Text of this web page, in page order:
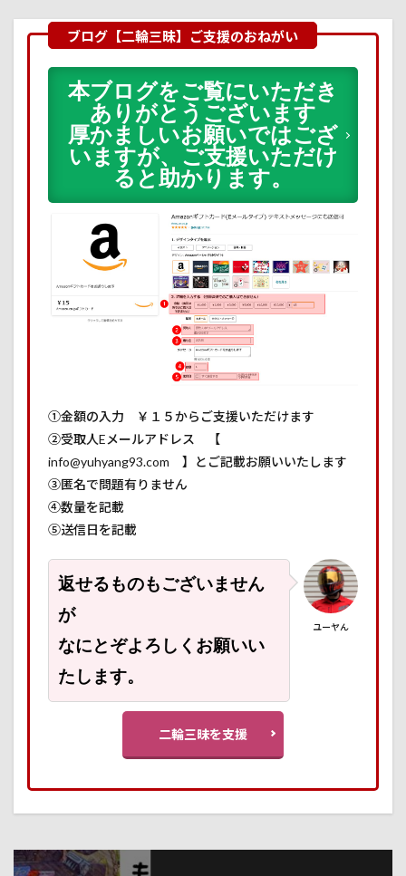
本ブログをご覧にいただき
ありがとうございます
厚かましいお願いではござ
いますが、ご支援いただけ
ると助かります。
①金額の入力 ￥１５からご支援いただけます
②受取人Eメールアドレス 【
info@yuhyang93.com 】とご記載お願いいたします
③匿名で問題有りません
④数量を記載
⑤送信日を記載
ユーヤん
返せるものもございません
が
なにとぞよろしくお願いい
たします。
二輪三昧を支援